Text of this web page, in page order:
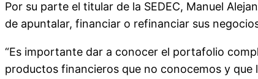
Por su parte el titular de la SEDEC, Manuel
de apuntalar, financiar o refinanciar sus
“Es importante dar a conocer el portafolio
productos financieros que no conocemos y